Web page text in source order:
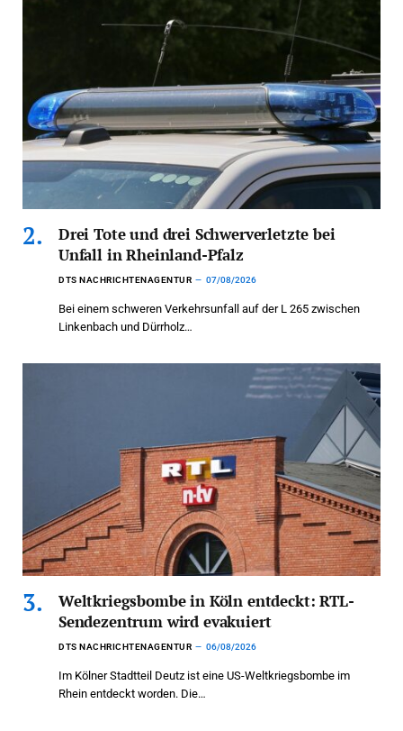
Drei Tote und drei Schwerverletzte bei
Unfall in Rheinland-Pfalz
DTS NACHRICHTENAGENTUR 07/08/2026
Bei einem schweren Verkehrsunfall auf der L 265 zwischen
Linkenbach und Dürrholz…
Weltkriegsbombe in Köln entdeckt: RTL-
Sendezentrum wird evakuiert
DTS NACHRICHTENAGENTUR 06/08/2026
Im Kölner Stadtteil Deutz ist eine US-Weltkriegsbombe im
Rhein entdeckt worden. Die…